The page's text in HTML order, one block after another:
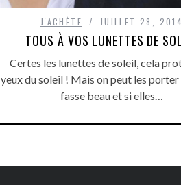
J'ACHÈTE JUILLET 28, 2014
TOUS À VOS LUNETTES DE
Certes les lunettes de soleil, cela
yeux du soleil ! Mais on peut les porter
fasse beau et si elles…